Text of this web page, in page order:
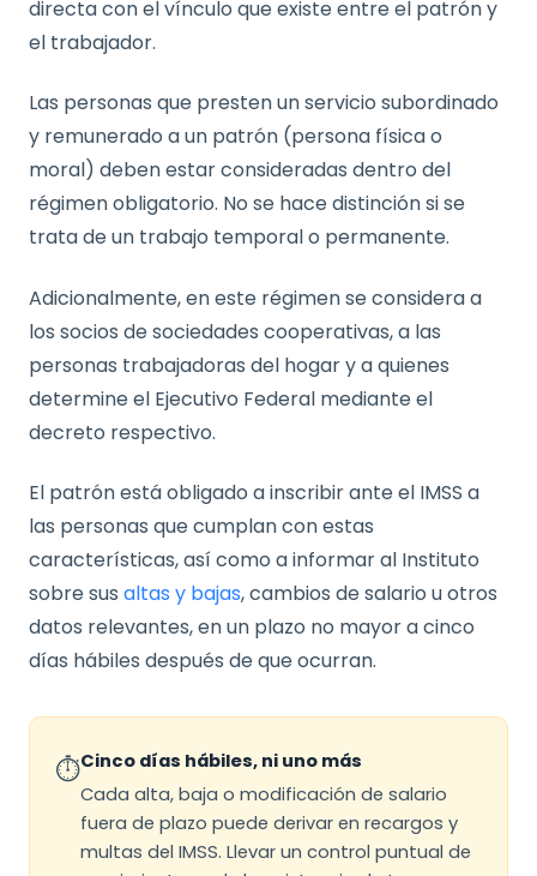
directa con el vínculo que existe entre el patrón y
el trabajador.
Las personas que presten un servicio subordinado
y remunerado a un patrón (persona física o
moral) deben estar consideradas dentro del
régimen obligatorio. No se hace distinción si se
trata de un trabajo temporal o permanente.
Adicionalmente, en este régimen se considera a
los socios de sociedades cooperativas, a las
personas trabajadoras del hogar y a quienes
determine el Ejecutivo Federal mediante el
decreto respectivo.
El patrón está obligado a inscribir ante el IMSS a
las personas que cumplan con estas
características, así como a informar al Instituto
sobre sus altas y bajas, cambios de salario u otros
datos relevantes, en un plazo no mayor a cinco
días hábiles después de que ocurran.
⏱️Cinco días hábiles, ni uno más
Cada alta, baja o modificación de salario
fuera de plazo puede derivar en recargos y
multas del IMSS. Llevar un control puntual de